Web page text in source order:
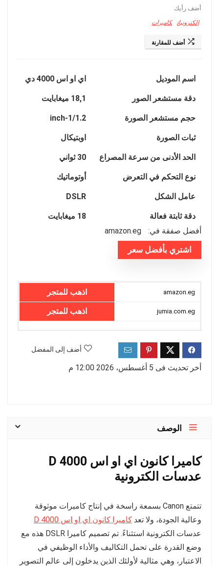
أضف رأيك
إلكترونيات كاميرات
أضف للمقارنة
اسم الموديل اي او اس 4000 دي
دقة مستشعر الصور 18,1 ميغابايت
حجم مستشعر الصورة 1/1.2-inch
ثبات الصورة اوبتيكال
الحد الأدنى من سرعة المصراع 30 ثواني
نوع التحكم في التعرض أوتوماتيك
عامل الشكل DSLR
دقة ثابتة فعالة
18 ميغابايت
أفضل صفقة في:
amazon.eg
اشتري بأفضل سعر
اذهب للمتجر
اذهب للمتجر
أضف إلى المفضل
أخر تحديث فى 5 أغسطس، 2026 12:00 م
الوصف
كاميرا كانون اي او اس 4000 D
عدسات الكترونية
تتمتع Canon بسمعة راسخة في إنتاج كاميرات موثوقة
وعالية الجودة، ولا تعد كاميرا كانون اي او اس 4000 D
عدسات الكترونية استثناءً. تم تصميم كاميرا DSLR هذه مع
وضع القدرة على تحمل التكاليف والأداء الوظيفي في
الاعتبار، وهي مثالية لأولئك الذين يدخلون إلى عالم التصوير